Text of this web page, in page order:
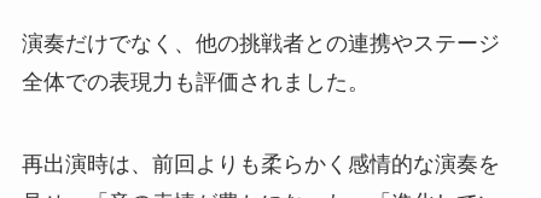
演奏だけでなく、他の挑戦者との連携やステージ
全体での表現力も評価されました。
再出演時は、前回よりも柔らかく感情的な演奏を